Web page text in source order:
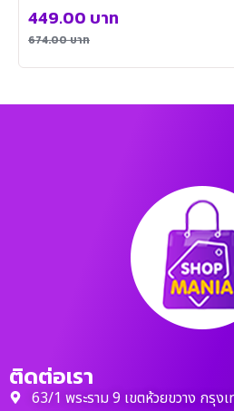
674.00บาท
449.00 บาท
ติดต่อเรา
63/1 พระราม 9 เขตห้วยขวาง กรุง